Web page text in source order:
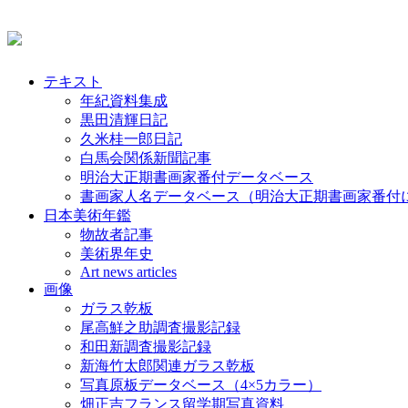
テキスト
年紀資料集成
黒田清輝日記
久米桂一郎日記
白馬会関係新聞記事
明治大正期書画家番付データベース
書画家人名データベース（明治大正期書画家番付
日本美術年鑑
物故者記事
美術界年史
Art news articles
画像
ガラス乾板
尾高鮮之助調査撮影記録
和田新調査撮影記録
新海竹太郎関連ガラス乾板
写真原板データベース（4×5カラー）
畑正吉フランス留学期写真資料